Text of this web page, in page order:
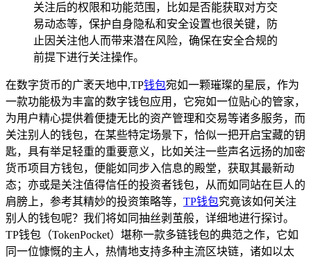
关注后的权限和功能范围，比如是否能获取对方交
易动态等，保护自身隐私和安全设置也很关键，防
止因关注他人而带来潜在风险，确保在安全合规的
前提下进行关注操作。
在数字货币的广袤天地中,TP钱包宛如一颗璀璨的星辰，作为
一款功能极为丰富的数字钱包应用，它宛如一位贴心的管家，
为用户精心提供着便捷无比的资产管理和交易等诸多服务，而
关注别人的钱包，在某些特定场景下，恰似一把开启宝藏的钥
匙，具有举足轻重的重要意义，比如关注一些声名远扬的加密
货币项目方钱包，便能如同步入信息的殿堂，获取其最新动
态；亦或是关注值得信任的投资者钱包，从而如同站在巨人的
肩膀上，参考其精妙的投资策略等， TP钱包究竟该如何关注
别人的钱包呢？我们将如同抽丝剥茧般，详细地进行探讨。
TP钱包（TokenPocket）堪称一款多链钱包的典范之作，它如
同一位慷慨的主人，热情地支持多种主流区块链，诸如以太